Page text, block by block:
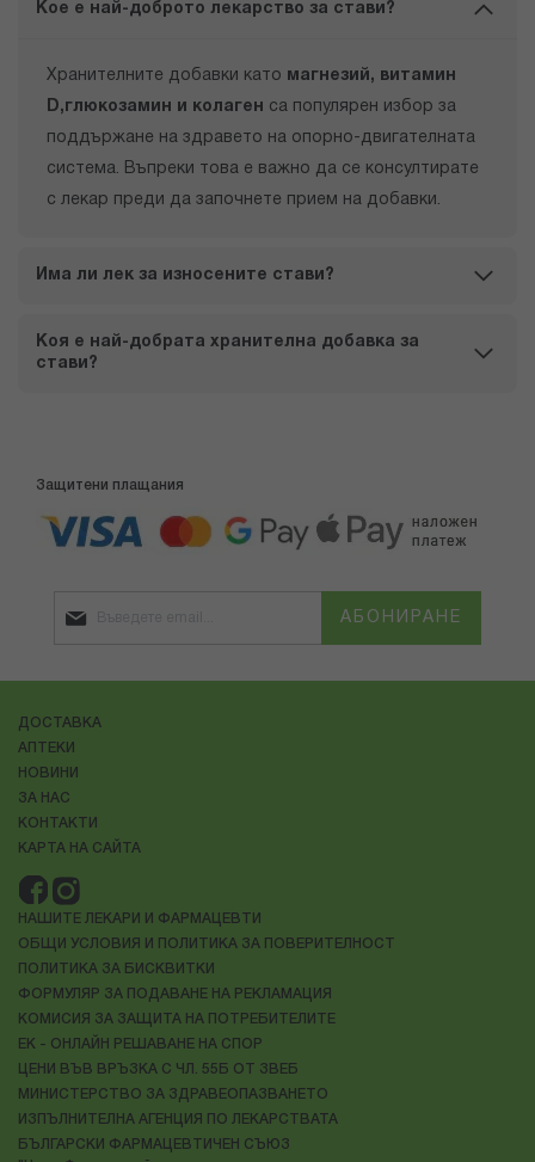
Кое е най-доброто лекарство за стави?
Хранителните добавки като
магнезий, витамин
D, глюкозамин и колаген
са популярен избор за
поддържане на здравето на опорно-двигателната
система. Въпреки това е важно да се консултирате
с лекар преди да започнете прием на добавки.
Има ли лек за износените стави?
Коя е най-добрата хранителна добавка за
стави?
Защитени плащания
АБОНИРАНЕ
ДОСТАВКА
АПТЕКИ
НОВИНИ
ЗА НАС
КОНТАКТИ
КАРТА НА САЙТА
НАШИТЕ ЛЕКАРИ И ФАРМАЦЕВТИ
ОБЩИ УСЛОВИЯ И ПОЛИТИКА ЗА ПОВЕРИТЕЛНОСТ
ПОЛИТИКА ЗА БИСКВИТКИ
ФОРМУЛЯР ЗА ПОДАВАНЕ НА РЕКЛАМАЦИЯ
КОМИСИЯ ЗА ЗАЩИТА НА ПОТРЕБИТЕЛИТЕ
ЕК - ОНЛАЙН РЕШАВАНЕ НА СПОР
ЦЕНИ ВЪВ ВРЪЗКА С ЧЛ. 55Б ОТ ЗВЕБ
МИНИСТЕРСТВО ЗА ЗДРАВЕОПАЗВАНЕТО
ИЗПЪЛНИТЕЛНА АГЕНЦИЯ ПО ЛЕКАРСТВАТА
БЪЛГАРСКИ ФАРМАЦЕВТИЧЕН СЪЮЗ